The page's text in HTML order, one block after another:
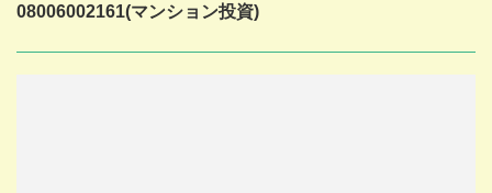
08006002161(マンション投資)